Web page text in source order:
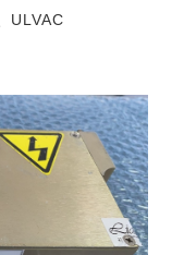
ULVAC